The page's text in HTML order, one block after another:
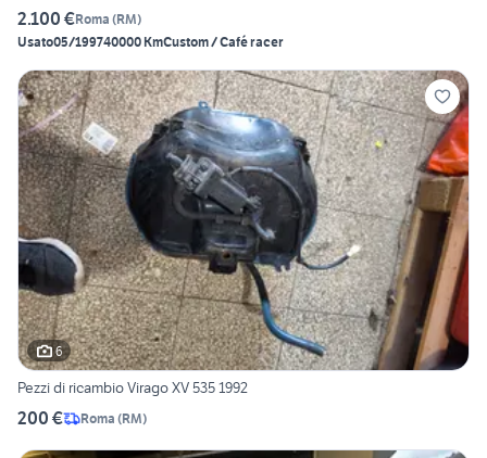
2.100 €Roma (RM)
Usato05/199740000 KmCustom / Café racer
6
Pezzi di ricambio Virago XV 535 1992
200 € Roma (RM)